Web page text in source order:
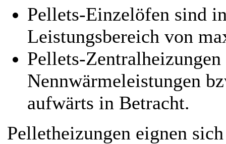
Pellets-Einzelöfen sind
Leistungsbereich von
Pellets-
Nennwärmeleistungen
aufwärts in Betracht.
Pelletheizungen eignen